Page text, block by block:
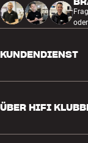
KUNDENDIENST
Rückgabe und
ÜBER HIFI